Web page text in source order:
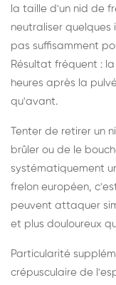
la taille d'un nid de
neutraliser quelques
pas suffisamment
Résultat fréquent :
heures après la
qu'avant.
Tenter de retirer un
brûler ou de le
systématiquement
frelon européen,
peuvent attaquer
et plus douloureux
Particularité
crépusculaire de